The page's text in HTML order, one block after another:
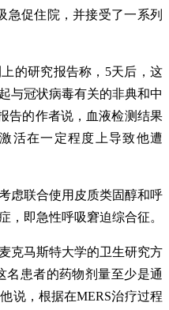
急促住院，并接受了一系列
的研究报告称，5天后，这
与冠状病毒有关的非典和中
告的作者说，血液检测结果
活在一定程度上导致他遭
虑联合使用皮质类固醇和呼
，即急性呼吸窘迫综合征。
克马斯特大学的卫生研究方
名患者的药物剂量至少是通
说，根据在MERS治疗过程